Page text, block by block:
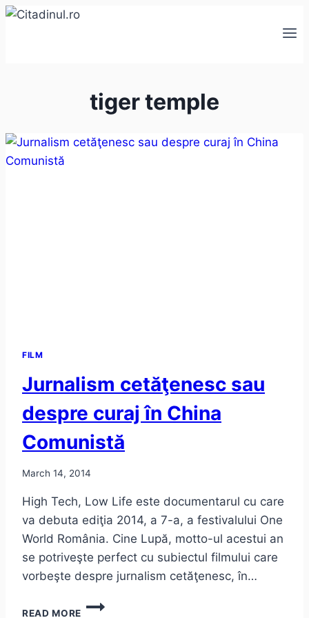
Skip
tiger temple
FILM
Jurnalism cetăţenesc sau
despre curaj în China
Comunistă
March 14, 2014
High Tech, Low Life este documentarul cu care
va debuta ediţia 2014, a 7-a, a festivalului One
World România. Cine Lupă, motto-ul acestui an
se potriveşte perfect cu subiectul filmului care
vorbeşte despre jurnalism cetăţenesc, în…
READ MORE
JURNALISM